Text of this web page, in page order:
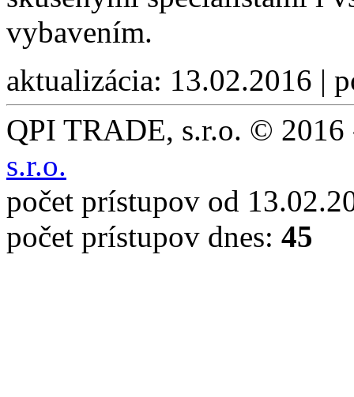
vybavením.
aktualizácia: 13.02.2016 |
QPI TRADE, s.r.o. ©
s.r.o.
počet prístupov od
počet prístupov dnes: 45